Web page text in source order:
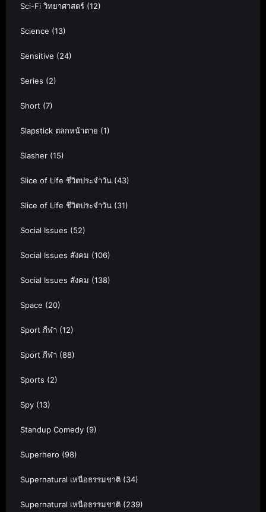
Sci-Fi วิทยาศาสตร์ (12)
Science (13)
Sensitive (24)
Series (2)
Short (7)
Slapstick ตลกหน้าตาย (1)
Slasher (15)
Slice of Life ชีวิตประจำวัน (43)
Slice of Life ชีวิตประจำวัน (31)
Social Issues (52)
Social Issues สังคม (106)
Social Issues สังคม (138)
Space (20)
Sport กีฬา (12)
Sport กีฬา (88)
Sports (2)
Spy (13)
Standup Comedy (9)
Superhero (98)
Supernatural เหนือธรรมชาติ (34)
Supernatural เหนือธรรมชาติ (239)